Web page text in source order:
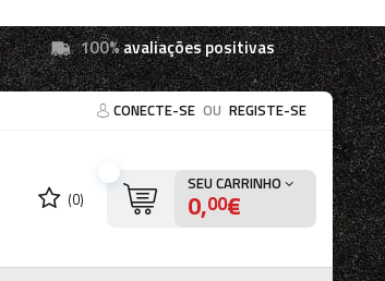
100%avaliações positivas
CONECTE-SE OU REGISTE-SE
(0)
SEU CARRINHO
0,00€